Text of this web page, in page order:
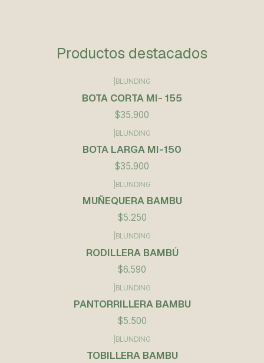
Productos destacados
BLUNDING
BOTA CORTA MI- 155
$35.900
BLUNDING
BOTA LARGA MI-150
$35.900
BLUNDING
MUÑEQUERA BAMBU
$5.250
BLUNDING
RODILLERA BAMBÚ
$6.590
BLUNDING
PANTORRILLERA BAMBU
$5.500
BLUNDING
TOBILLERA BAMBU